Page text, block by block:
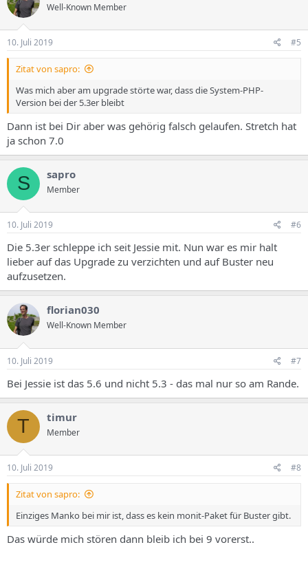
Well-Known Member
10. Juli 2019 #5
Zitat von sapro:
Was mich aber am upgrade störte war, dass die System-PHP-
Version bei der 5.3er bleibt
Dann ist bei Dir aber was gehörig falsch gelaufen. Stretch hat
ja schon 7.0
S sapro
Member
10. Juli 2019 #6
Die 5.3er schleppe ich seit Jessie mit. Nun war es mir halt
lieber auf das Upgrade zu verzichten und auf Buster neu
aufzusetzen.
florian030
Well-Known Member
10. Juli 2019 #7
Bei Jessie ist das 5.6 und nicht 5.3 - das mal nur so am Rande.
T timur
Member
10. Juli 2019 #8
Zitat von sapro:
Einziges Manko bei mir ist, dass es kein monit-Paket für Buster gibt.
Das würde mich stören dann bleib ich bei 9 vorerst..